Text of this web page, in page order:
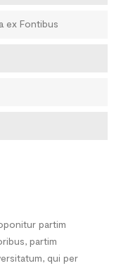
ex Fontibus
partim
partim
qui per